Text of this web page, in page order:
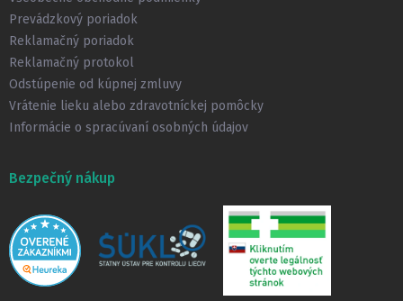
Prevádzkový poriadok
Reklamačný poriadok
Reklamačný protokol
Odstúpenie od kúpnej zmluvy
Vrátenie lieku alebo zdravotníckej pomôcky
Informácie o spracúvaní osobných údajov
Bezpečný nákup